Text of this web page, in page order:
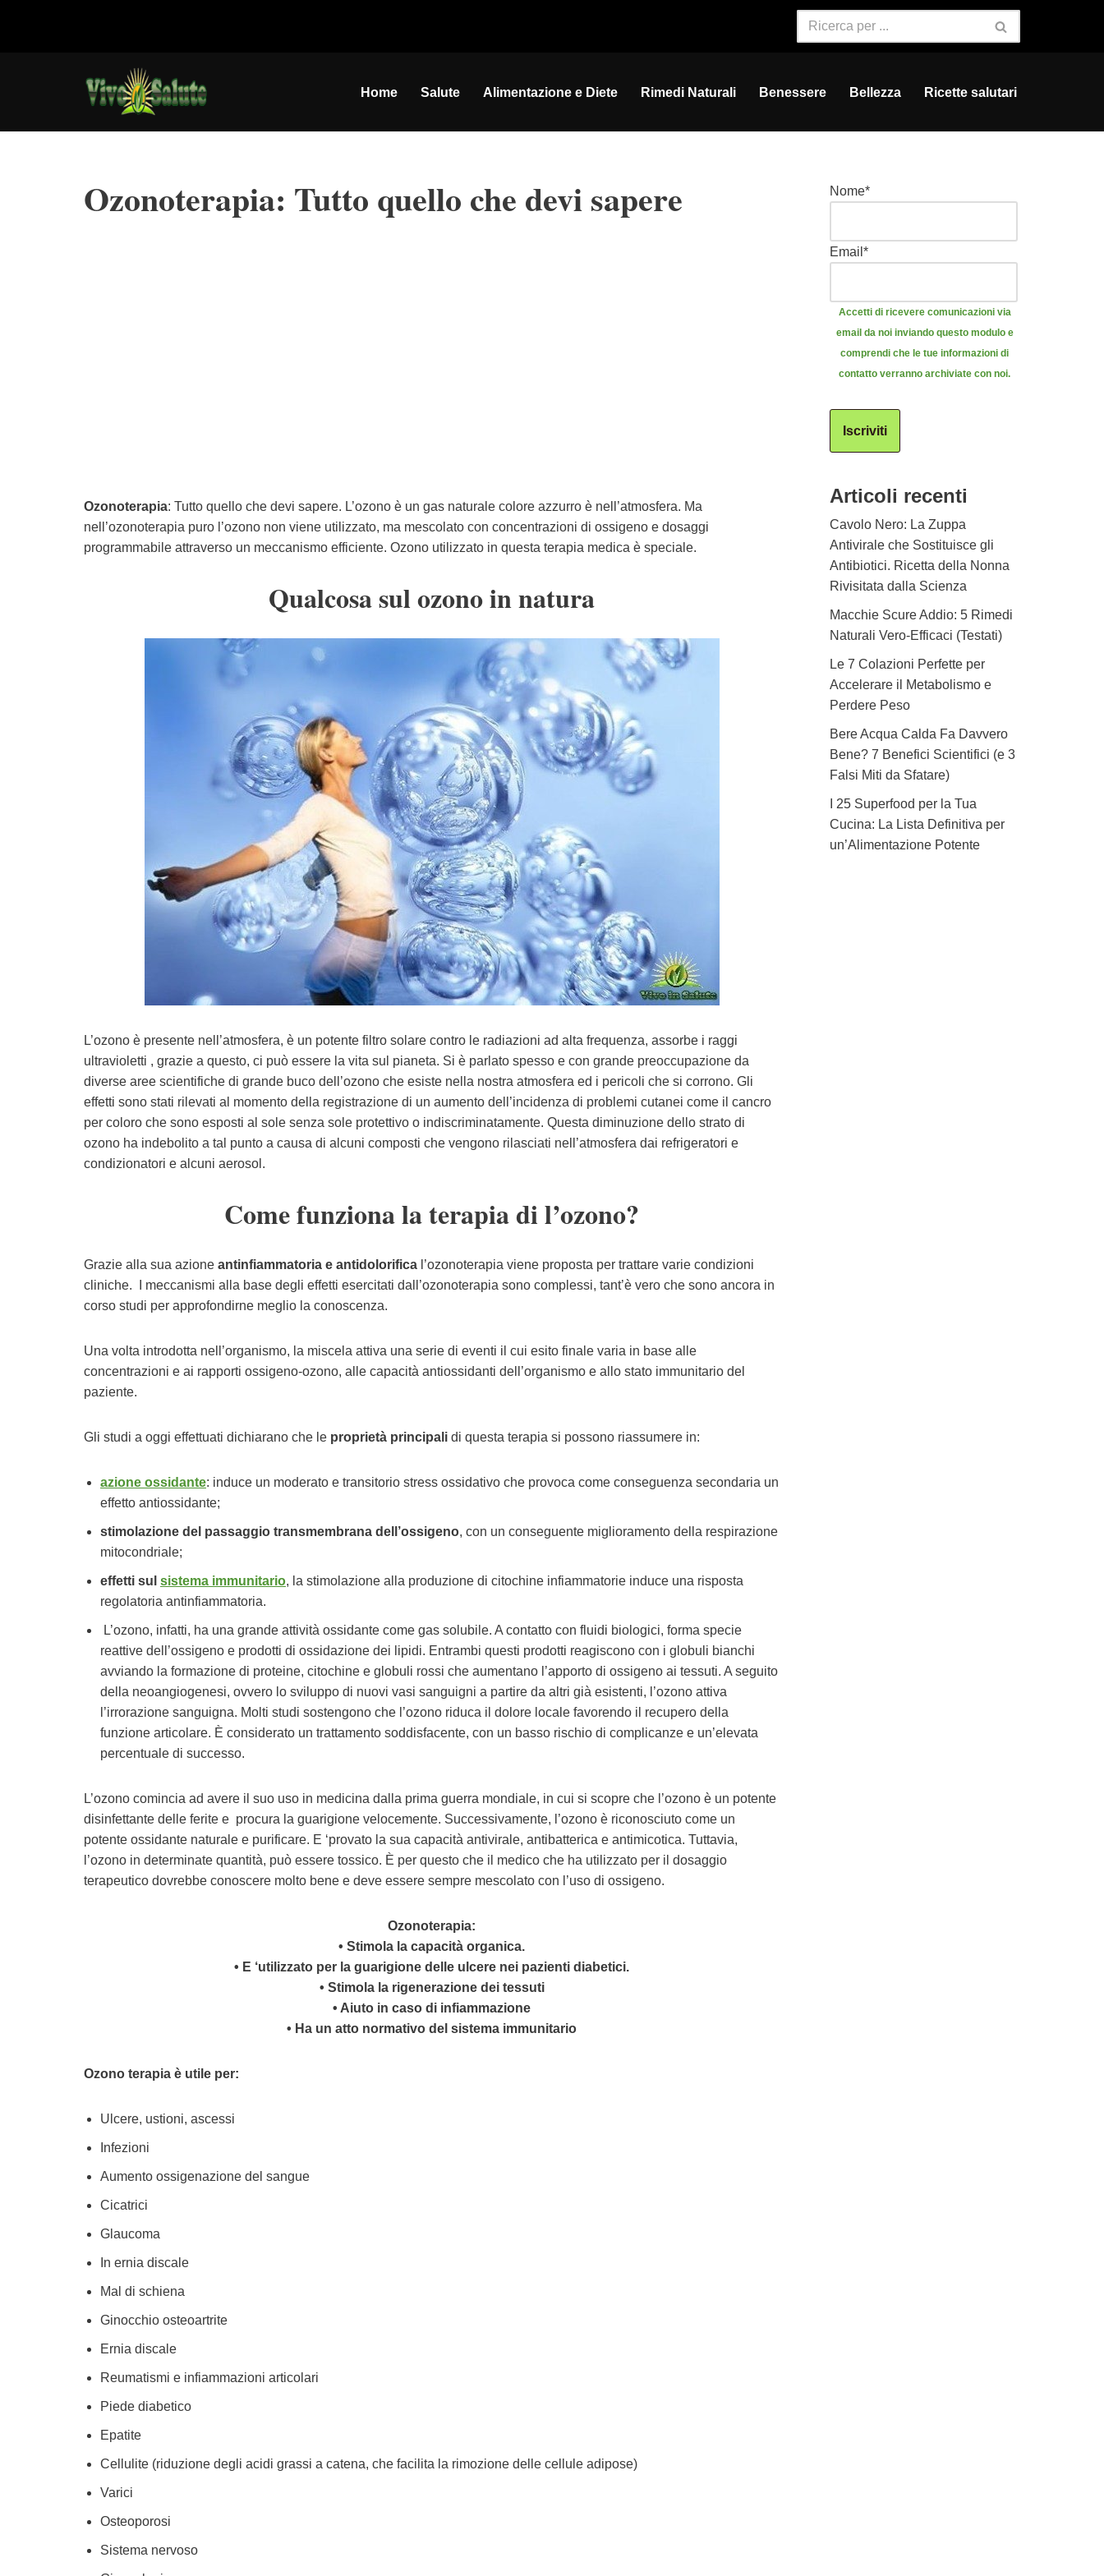
Home Salute Alimentazione e Diete Rimedi Naturali Benessere Bellezza Ricette salutari
Ozonoterapia: Tutto quello che devi sapere
Ozonoterapia: Tutto quello che devi sapere. L’ozono è un gas naturale colore azzurro è nell’atmosfera. Ma
nell’ozonoterapia puro l’ozono non viene utilizzato, ma mescolato con concentrazioni di ossigeno e dosaggi
programmabile attraverso un meccanismo efficiente. Ozono utilizzato in questa terapia medica è speciale.
Qualcosa sul ozono in natura
L’ozono è presente nell’atmosfera, è un potente filtro solare contro le radiazioni ad alta frequenza, assorbe i raggi
ultravioletti , grazie a questo, ci può essere la vita sul pianeta. Si è parlato spesso e con grande preoccupazione da
diverse aree scientifiche di grande buco dell’ozono che esiste nella nostra atmosfera ed i pericoli che si corrono. Gli
effetti sono stati rilevati al momento della registrazione di un aumento dell’incidenza di problemi cutanei come il cancro
per coloro che sono esposti al sole senza sole protettivo o indiscriminatamente. Questa diminuzione dello strato di
ozono ha indebolito a tal punto a causa di alcuni composti che vengono rilasciati nell’atmosfera dai refrigeratori e
condizionatori e alcuni aerosol.
Come funziona la terapia di l’ozono?
Grazie alla sua azione antinfiammatoria e antidolorifica l’ozonoterapia viene proposta per trattare varie condizioni
cliniche. I meccanismi alla base degli effetti esercitati dall’ozonoterapia sono complessi, tant’è vero che sono ancora in
corso studi per approfondirne meglio la conoscenza.
Una volta introdotta nell’organismo, la miscela attiva una serie di eventi il cui esito finale varia in base alle
concentrazioni e ai rapporti ossigeno-ozono, alle capacità antiossidanti dell’organismo e allo stato immunitario del
paziente.
Gli studi a oggi effettuati dichiarano che le proprietà principali di questa terapia si possono riassumere in:
azione ossidante: induce un moderato e transitorio stress ossidativo che provoca come conseguenza secondaria un
effetto antiossidante;
stimolazione del passaggio transmembrana dell’ossigeno, con un conseguente miglioramento della respirazione
mitocondriale;
effetti sul sistema immunitario, la stimolazione alla produzione di citochine infiammatorie induce una risposta
regolatoria antinfiammatoria.
​L’ozono, infatti, ha una grande attività ossidante come gas solubile. A contatto con fluidi biologici, forma specie
reattive dell’ossigeno e prodotti di ossidazione dei lipidi. Entrambi questi prodotti reagiscono con i globuli bianchi
avviando la formazione di proteine, citochine e globuli rossi che aumentano l’apporto di ossigeno ai tessuti. A seguito
della neoangiogenesi, ovvero lo sviluppo di nuovi vasi sanguigni a partire da altri già esistenti, l’ozono attiva
l’irrorazione sanguigna. Molti studi sostengono che l’ozono riduca il dolore locale favorendo il recupero della
funzione articolare. È considerato un trattamento soddisfacente, con un basso rischio di complicanze e un’elevata
percentuale di successo.
L’ozono comincia ad avere il suo uso in medicina dalla prima guerra mondiale, in cui si scopre che l’ozono è un potente
disinfettante delle ferite e procura la guarigione velocemente. Successivamente, l’ozono è riconosciuto come un
potente ossidante naturale e purificare. E ‘provato la sua capacità antivirale, antibatterica e antimicotica. Tuttavia,
l’ozono in determinate quantità, può essere tossico. È per questo che il medico che ha utilizzato per il dosaggio
terapeutico dovrebbe conoscere molto bene e deve essere sempre mescolato con l’uso di ossigeno.
Ozonoterapia:
• Stimola la capacità organica.
• E ‘utilizzato per la guarigione delle ulcere nei pazienti diabetici.
• Stimola la rigenerazione dei tessuti
• Aiuto in caso di infiammazione
• Ha un atto normativo del sistema immunitario
Ozono terapia è utile per:
Ulcere, ustioni, ascessi
Infezioni
Aumento ossigenazione del sangue
Cicatrici
Glaucoma
In ernia discale
Mal di schiena
Ginocchio osteoartrite
Ernia discale
Reumatismi e infiammazioni articolari
Piede diabetico
Epatite
Cellulite (riduzione degli acidi grassi a catena, che facilita la rimozione delle cellule adipose)
Varici
Osteoporosi
Sistema nervoso
Nome*
Email *
Accetti di ricevere comunicazioni via
email da noi inviando questo modulo e
comprendi che le tue informazioni di
contatto verranno archiviate con noi.
Iscriviti
Articoli recenti
Cavolo Nero: La Zuppa
Antivirale che Sostituisce gli
Antibiotici. Ricetta della Nonna
Rivisitata dalla Scienza
Macchie Scure Addio: 5 Rimedi
Naturali Vero-Efficaci (Testati)
Le 7 Colazioni Perfette per
Accelerare il Metabolismo e
Perdere Peso
Bere Acqua Calda Fa Davvero
Bene? 7 Benefici Scientifici (e 3
Falsi Miti da Sfatare)
I 25 Superfood per la Tua
Cucina: La Lista Definitiva per
un’Alimentazione Potente